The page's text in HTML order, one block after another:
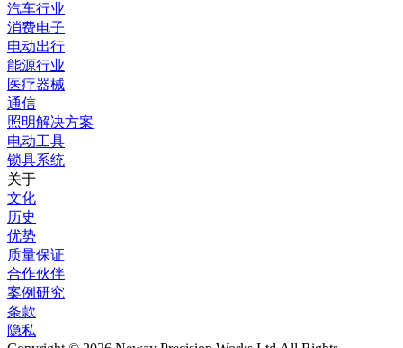
汽车行业
消费电子
电动出行
能源行业
医疗器械
通信
照明解决方案
电动工具
锁具系统
关于
文化
历史
优势
质量保证
合作伙伴
案例研究
条款
隐私